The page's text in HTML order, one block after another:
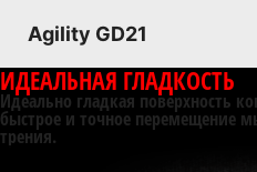
Agility GD21
ИДЕАЛЬНАЯ ГЛАДКОСТЬ
Идеально гладкая поверхность
быстрое и точное перемещение
трения.